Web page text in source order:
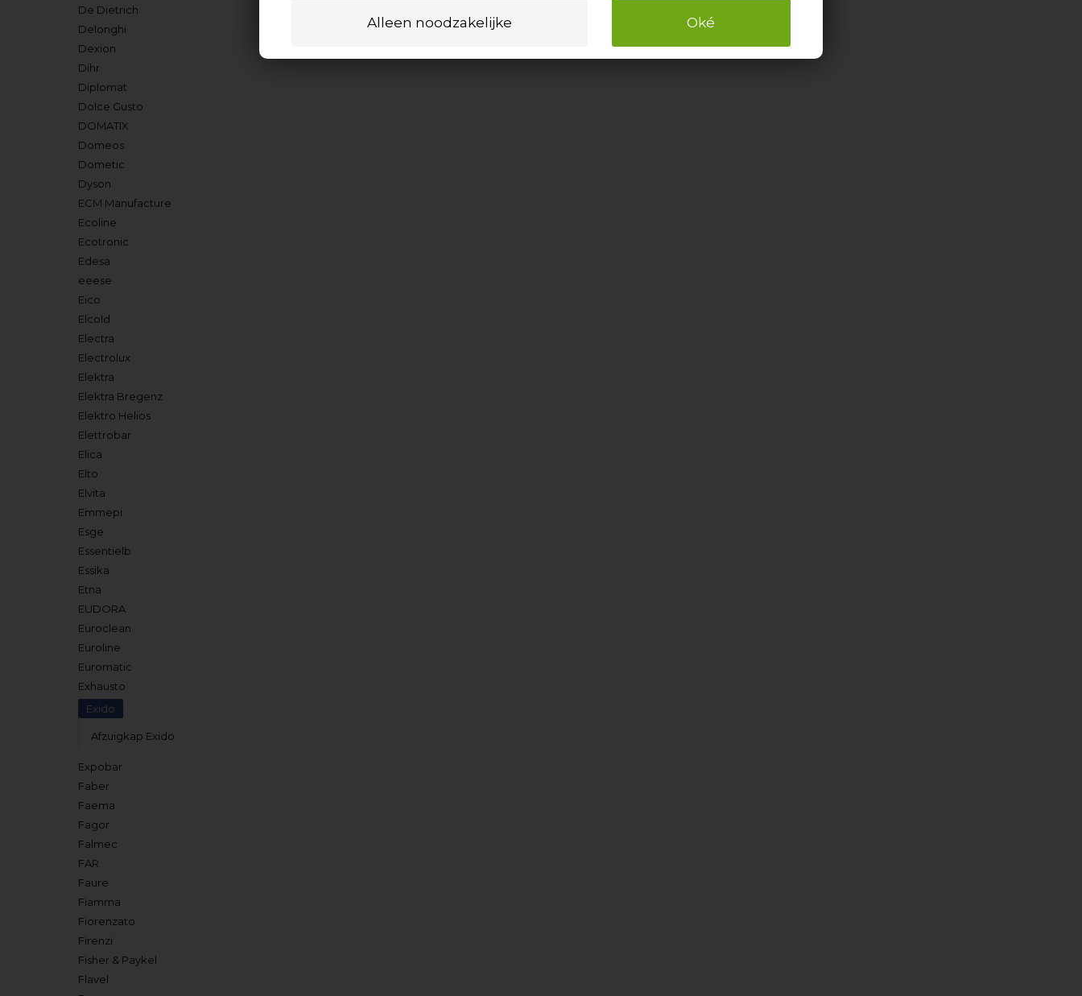
De Dietrich
Delonghi
Dexion
Dihr
Diplomat
Dolce Gusto
DOMATIX
Domeos
Dometic
Dyson
ECM Manufacture
Ecoline
Ecotronic
Edesa
eeese
Eico
Elcold
Electra
Electrolux
Elektra
Elektra Bregenz
Elektro Helios
Elettrobar
Elica
Elto
Elvita
Emmepi
Esge
Essentielb
Essika
Etna
EUDORA
Euroclean
Euroline
Euromatic
Exhausto
Exido
Afzuigkap Exido
Expobar
Faber
Faema
Fagor
Falmec
FAR
Faure
Fiamma
Fiorenzato
Firenzi
Fisher & Paykel
Flavel